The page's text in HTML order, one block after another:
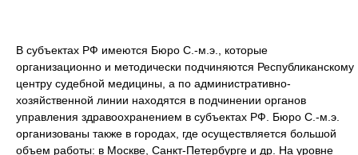
В субъектах РФ имеются Бюро С.-м.э., которые
организационно и методически подчиняются Республиканскому
центру судебной медицины, а по административно-
хозяйственной линии находятся в подчинении органов
управления здравоохранением в субъектах РФ. Бюро С.-м.э.
организованы также в городах, где осуществляется большой
объем работы: в Москве, Санкт-Петербурге и др. На уровне